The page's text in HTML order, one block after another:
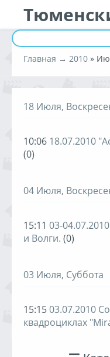
Главная → 2010 »
18 Июля,
10:06 18.07.2010
(0)
04 Июля,
15:11 03-
и Волги. (0)
03 Июля, Суббота
15:1503.07.2010
квадроциклах